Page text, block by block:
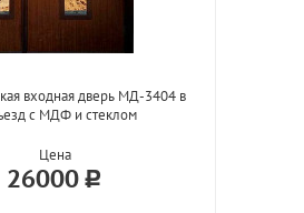
входная дверь МД-3404 в
с МДФ и стеклом
Цена
26000